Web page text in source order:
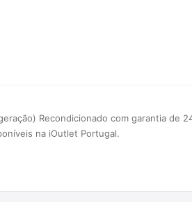
Recondicionado com garantia de
na iOutlet Portugal.